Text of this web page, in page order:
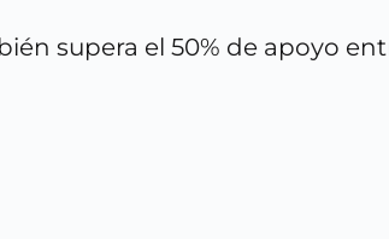
supera el 50% de apoyo